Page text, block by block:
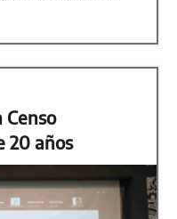
20 años